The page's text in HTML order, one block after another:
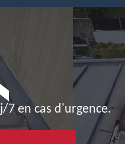
en cas d'urgence.